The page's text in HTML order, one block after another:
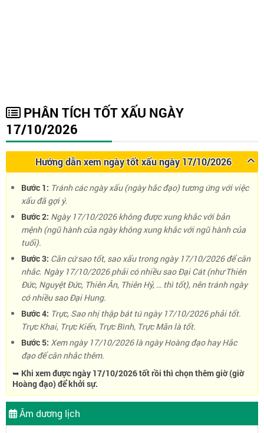
PHÂN TÍCH TỐT XẤU NGÀY
17/10/2026
Hướng dẫn xem ngày tốt xấu ngày 17/10/2026
Bước 1: Tránh các ngày xấu (ngày hắc đạo) tương ứng với việc
xấu đã gợi ý.
Bước 2: Ngày 17/10/2026 không được xung khắc với bản
mệnh (ngũ hành của ngày không xung khắc với ngũ hành của
tuổi).
Bước 3: Căn cứ sao tốt, sao xấu trong ngày 17/10/2026 để cân
nhắc. Ngày 17/10/2026 phải có nhiều sao Đại Cát (như Thiên
Đức, Nguyệt Đức, Thiên Ân, Thiên Hỷ, … thì tốt), nên tránh ngày
có nhiều sao Đại Hung.
Bước 4: Trực, Sao nhị thập bát tú ngày 17/10/2026 phải tốt.
Trực Khai, Trực Kiến, Trực Bình, Trực Mãn là tốt.
Bước 5: Xem ngày 17/10/2026 là ngày Hoàng đạo hay Hắc
đạo để cân nhắc thêm.
➥ Khi xem được ngày 17/10/2026 tốt rồi thì chọn thêm giờ (giờ
Hoàng đạo) để khởi sự.
Âm dương lịch